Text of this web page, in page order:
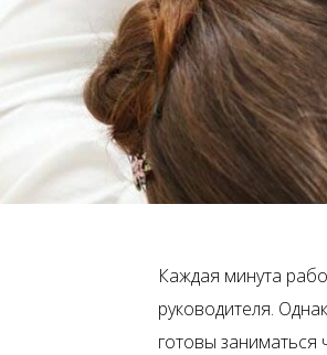
Каждая минута
руководителя.
готовы